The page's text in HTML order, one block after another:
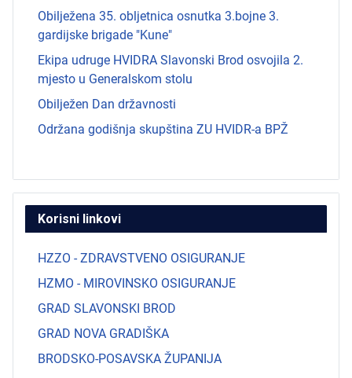
Obilježena 35. obljetnica osnutka 3.bojne 3.
gardijske brigade "Kune"
Ekipa udruge HVIDRA Slavonski Brod osvojila 2.
mjesto u Generalskom stolu
Obilježen Dan državnosti
Održana godišnja skupština ZU HVIDR-a BPŽ
Korisni linkovi
HZZO - ZDRAVSTVENO OSIGURANJE
HZMO - MIROVINSKO OSIGURANJE
GRAD SLAVONSKI BROD
GRAD NOVA GRADIŠKA
BRODSKO-POSAVSKA ŽUPANIJA